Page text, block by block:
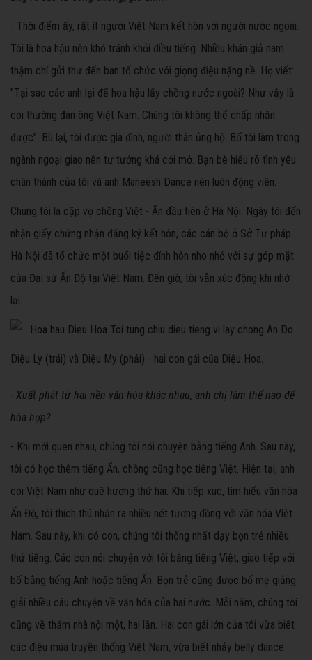
- Thời điểm ấy, rất ít người Việt Nam kết hôn với người nước ngoài.
Tôi là hoa hậu nên khó tránh khỏi điều tiếng. Nhiều khán giả nam
thậm chí gửi thư đến ban tổ chức với giọng điệu nặng nề. Họ viết:
"Tại sao các anh lại để hoa hậu lấy chồng nước ngoài? Như vậy là
coi thường đàn ông Việt Nam. Chúng tôi không thể chấp nhận
được". Bù lại, tôi được gia đình, người thân ủng hộ. Bố tôi làm trong
ngành ngoại giao nên tư tưởng khá cởi mở. Bạn bè hiểu rõ tình yêu
chân thành của tôi và anh Maneesh Dance nên luôn động viên.
Chúng tôi là cặp vợ chồng Việt - Ấn đầu tiên ở Hà Nội. Ngày tôi đến
nhận giấy chứng nhận đăng ký kết hôn, các cán bộ ở Sở Tư pháp
Hà Nội đã tổ chức một buổi tiệc đính hôn nho nhỏ với sự góp mặt
của Đại sứ Ấn Độ tại Việt Nam. Đến giờ, tôi vẫn xúc động khi nhớ
lại.
Diệu Ly (trái) và Diệu My (phải) - hai con gái của Diệu Hoa.
- Xuất phát từ hai nền văn hóa khác nhau, anh chị làm thế nào để
hòa hợp?
- Khi mới quen nhau, chúng tôi nói chuyện bằng tiếng Anh. Sau này,
tôi có học thêm tiếng Ấn, chồng cũng học tiếng Việt. Hiện tại, anh
coi Việt Nam như quê hương thứ hai. Khi tiếp xúc, tìm hiểu văn hóa
Ấn Độ, tôi thích thú nhận ra nhiều nét tương đồng với văn hóa Việt
Nam. Sau này, khi có con, chúng tôi thống nhất dạy bọn trẻ nhiều
thứ tiếng. Các con nói chuyện với tôi bằng tiếng Việt, giao tiếp với
bố bằng tiếng Anh hoặc tiếng Ấn. Bọn trẻ cũng được bố mẹ giảng
giải nhiều câu chuyện về văn hóa của hai nước. Mỗi năm, chúng tôi
cũng về thăm nhà nội một, hai lần. Hai con gái lớn của tôi vừa biết
các điệu múa truyền thống Việt Nam, vừa biết nhảy belly dance